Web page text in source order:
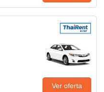
Ver oferta